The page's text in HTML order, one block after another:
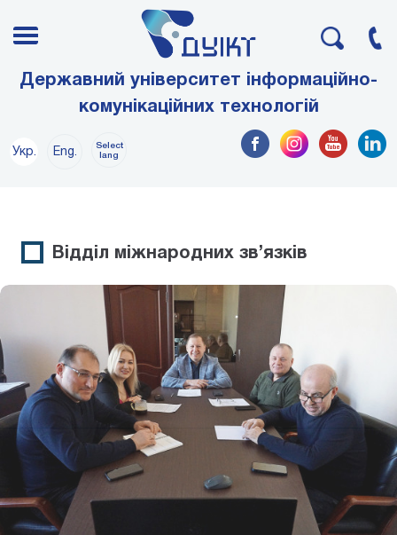
Державний університет інформаційно-
комунікаційних технологій
Укр. Eng.
Select
lang
Відділ міжнародних зв’язків